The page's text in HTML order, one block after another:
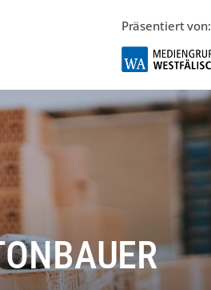
Präsentiert von: